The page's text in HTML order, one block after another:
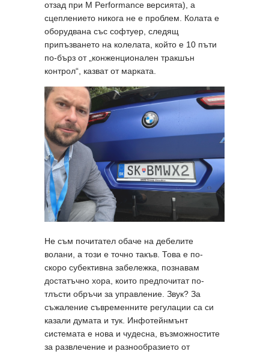
отзад при M Performance версията), а
сцеплението никога не е проблем. Колата е
оборудвана със софтуер, следящ
припъзването на колелата, който е 10 пъти
по-бърз от „конженционален тракшън
контрол“, казват от марката.
Не съм почитател обаче на дебелите
волани, а този е точно такъв. Това е по-
скоро субективна забележка, познавам
достатъчно хора, които предпочитат по-
тлъсти обръчи за управление. Звук? За
съжаление съвременните регулации са си
казали думата и тук. Инфотейнмънт
системата е нова и чудесна, възможностите
за развлечение и разнообразието от